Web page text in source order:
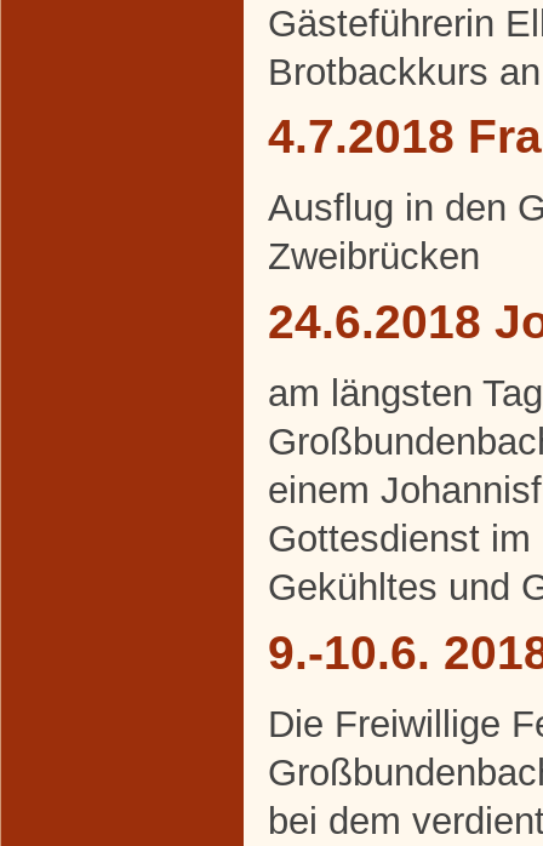
Gästeführerin
Brotbackkurs
4.7.2018
Ausflug in den
Zweibrücken
24.6.2018
am längsten
einem
Gottesdienst
Gekühltes und
9.-10.6.
Die Freiwillige
bei dem